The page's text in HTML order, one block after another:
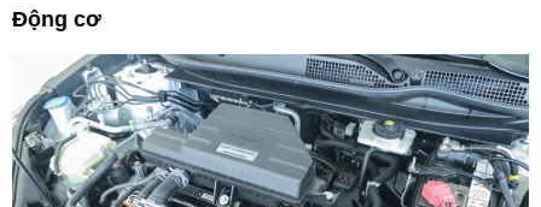
Động cơ